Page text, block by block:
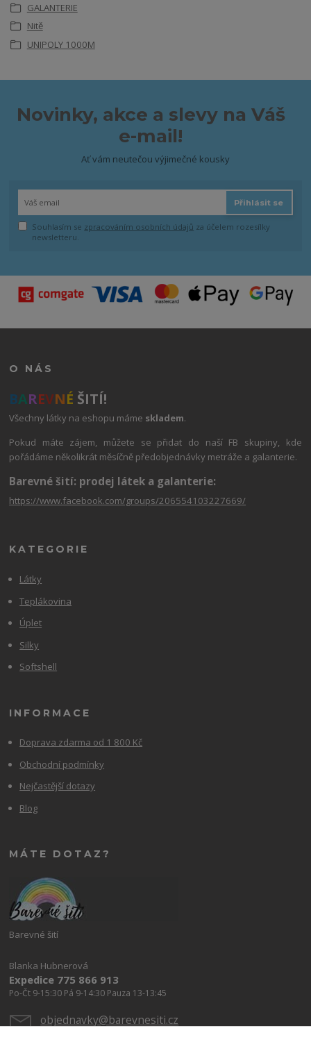
GALANTERIE
Nitě
UNIPOLY 1000M
Novinky, akce a slevy na Váš
e-mail!
Ať vám neutečou výjimečné kousky
Přihlásit se
Souhlasím se zpracováním osobních údajů za účelem rozesílky
newsletteru.
O NÁS
BAREVNÉ ŠITÍ!
Všechny látky na eshopu máme skladem.
Pokud máte zájem, můžete se přidat do naší FB skupiny, kde
pořádáme několikrát měsíčně předobjednávky metráže a galanterie.
Barevné šití: prodej látek a galanterie:
https://www.facebook.com/groups/206554103227669/
KATEGORIE
Látky
Teplákovina
Úplet
Silky
Softshell
INFORMACE
Doprava zdarma od 1 800 Kč
Obchodní podmínky
Nejčastější dotazy
Blog
MÁTE DOTAZ?
Barevné šití
Blanka Hubnerová
Expedice 775 866 913
Po-Čt 9-15:30 Pá 9-14:30 Pauza 13-13:45
objednavky@barevnesiti.cz